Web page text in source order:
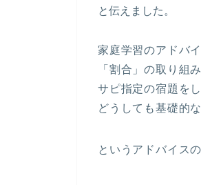
と伝えました。
家庭学習のアドバ
「割合」の取り組
サピ指定の宿題を
どうしても基礎的
というアドバイス